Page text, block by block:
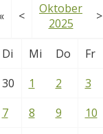
« <
Oktober
2025
>
Di Mi Do Fr
30 1 2 3
7 8 9 10